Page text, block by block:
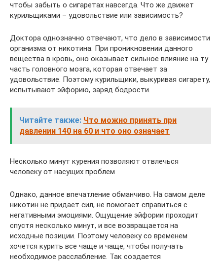
чтобы забыть о сигаретах навсегда. Что же движет
курильщиками – удовольствие или зависимость?
Доктора однозначно отвечают, что дело в зависимости
организма от никотина. При проникновении данного
вещества в кровь, оно оказывает сильное влияние на ту
часть головного мозга, которая отвечает за
удовольствие. Поэтому курильщики, выкуривая сигарету,
испытывают эйфорию, заряд бодрости.
Читайте также: Что можно принять при
давлении 140 на 60 и что оно означает
Несколько минут курения позволяют отвлечься
человеку от насущих проблем
Однако, данное впечатление обманчиво. На самом деле
никотин не придает сил, не помогает справиться с
негативными эмоциями. Ощущение эйфории проходит
спустя несколько минут, и все возвращается на
исходные позиции. Поэтому человеку со временем
хочется курить все чаще и чаще, чтобы получать
необходимое расслабление. Так создается